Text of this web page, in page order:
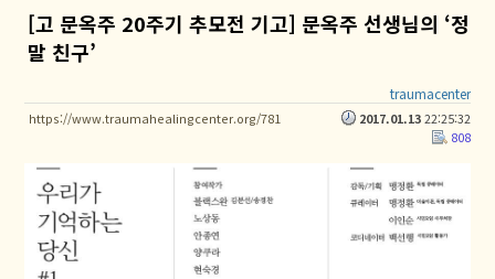
[고 문옥주 20주기 추모전 기고] 문옥주 선생님의 ‘정
말 친구’
traumacenter
https://www.traumahealingcenter.org/781 2017.01.1322:25:32
808